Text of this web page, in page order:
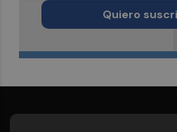
Quiero